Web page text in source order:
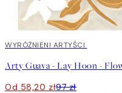
40%*
WYRÓŻNIENI ARTYŚCI
Od 58,20 zł97 zł